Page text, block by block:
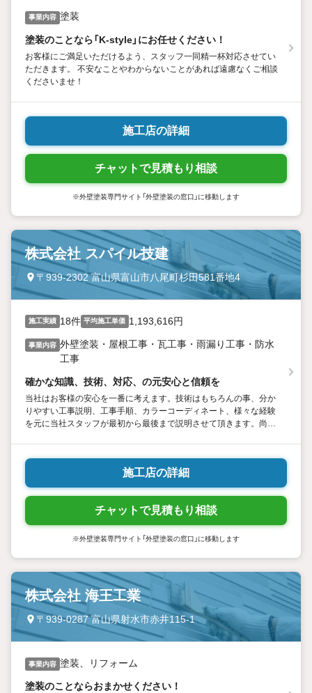
事業内容 塗装
塗装のことなら「K-style」にお任せください！
お客様にご満足いただけるよう、スタッフ一同精一杯対応させてい
ただきます。 不安なことやわからないことがあれば遠慮なくご相談
くださいませ！
施工店の詳細
チャットで見積もり相談
※外壁塗装専門サイト「外壁塗装の窓口」に移動します
株式会社 スパイル技建
〒939-2302 富山県富山市八尾町杉田581番地4
施工実績 18件 平均施工単価 1,193,616円
事業内容 外壁塗装・屋根工事・瓦工事・雨漏り工事・防水
工事
確かな知識、技術、対応、の元安心と信頼を
当社はお客様の安心を一番に考えます。技術はもちろんの事、分か
りやすい工事説明、工事手順、カラーコーディネート、様々な経験
を元に当社スタッフが最初から最後まで説明させて頂きます。尚、
施工店の詳細
チャットで見積もり相談
※外壁塗装専門サイト「外壁塗装の窓口」に移動します
株式会社 海王工業
〒939-0287 富山県射水市赤井115-1
事業内容 塗装、リフォーム
塗装のことならおまかせください！